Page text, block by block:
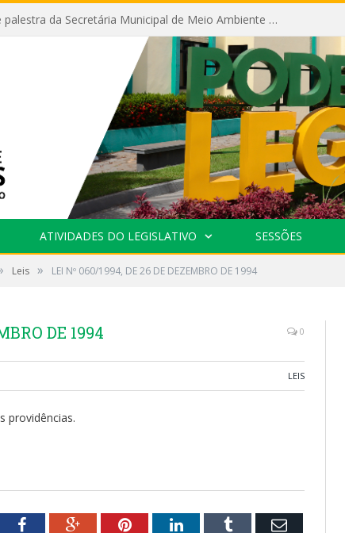
Câmara recebe palestra da Secretária Municipal de Meio Ambiente sobre as ações da “SEMANA DO MEIO AMBIENTE”
ATIVIDADES DO LEGISLATIVO SESSÕES
Leis » LEI Nº 060/1994, DE 26 DE DEZEMBRO DE 1994
DE 1994 0
LEIS
providências.
FacebookGoogle+PinterestLinkedInTumblr Email